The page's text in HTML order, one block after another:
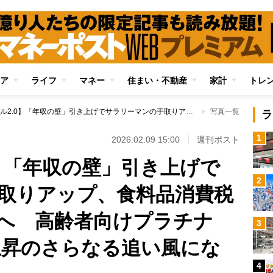
ライフ マネー 住まい・不動産 家計 トレ
【高市バブル2.0】「年収の壁」引き上げでサラリーマンの手取りアップ、食料品消費税ゼロで経済活性化へ 高齢者向けプラチナNISA創設も株価上昇のさらなる追い風になる可能性 写真一覧
2026.02.09 15:00 週刊ポスト
年収の壁」引き上げで
りアップ、食料品消費税
高齢者向けプラチナ
のさらなる追い風にな
1
2
3
4